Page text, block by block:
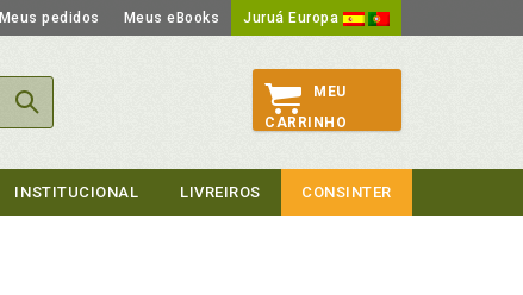
Meus pedidos Meus eBooks Juruá Europa
MEU
CARRINHO
INSTITUCIONAL LIVREIROS CONSINTER